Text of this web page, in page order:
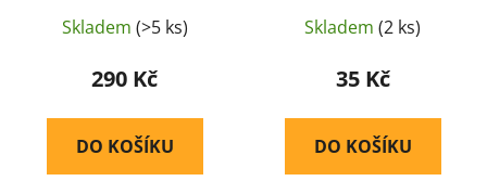
Skladem (>5 ks)
290 Kč
DO KOŠÍKU
Skladem (2 ks)
35 Kč
DO KOŠÍKU